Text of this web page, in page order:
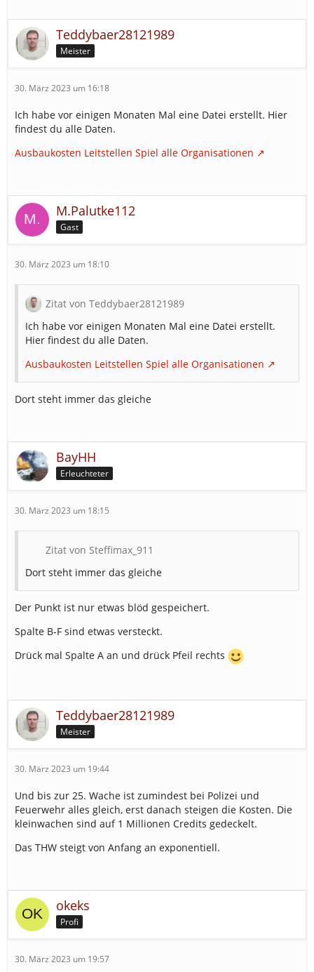
Teddybaer28121989
Meister
30. März 2023 um 16:18
Ich habe vor einigen Monaten Mal eine Datei erstellt. Hier
findest du alle Daten.
Ausbaukosten Leitstellen Spiel alle Organisationen
M.Palutke112
Gast
30. März 2023 um 18:10
Zitat von Teddybaer28121989
Ich habe vor einigen Monaten Mal eine Datei erstellt.
Hier findest du alle Daten.
Ausbaukosten Leitstellen Spiel alle Organisationen
Dort steht immer das gleiche
BayHH
Erleuchteter
30. März 2023 um 18:15
Zitat von Steffimax_911
Dort steht immer das gleiche
Der Punkt ist nur etwas blöd gespeichert.
Spalte B-F sind etwas versteckt.
Drück mal Spalte A an und drück Pfeil rechts
Teddybaer28121989
Meister
30. März 2023 um 19:44
Und bis zur 25. Wache ist zumindest bei Polizei und
Feuerwehr alles gleich, erst danach steigen die Kosten. Die
kleinwachen sind auf 1 Millionen Credits gedeckelt.
Das THW steigt von Anfang an exponentiell.
okeks
Profi
30. März 2023 um 19:57